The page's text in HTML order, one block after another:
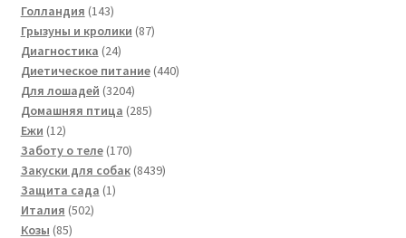
Голландия 143143
товара
Грызуны и кролики 8787
Диагностика 2424
товара
Диетическое питание 440440
Для лошадей 32043204
товара
Домашняя птица 285285
Ежи 1212
товаров
Заботу о теле 170170
товаров
Закуски для собак 84398439
Защита сада 11
Италия 502502
Козы 8585